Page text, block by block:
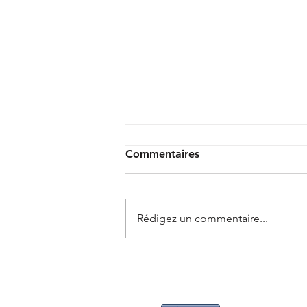
Commentaires
Rédigez un commentaire...